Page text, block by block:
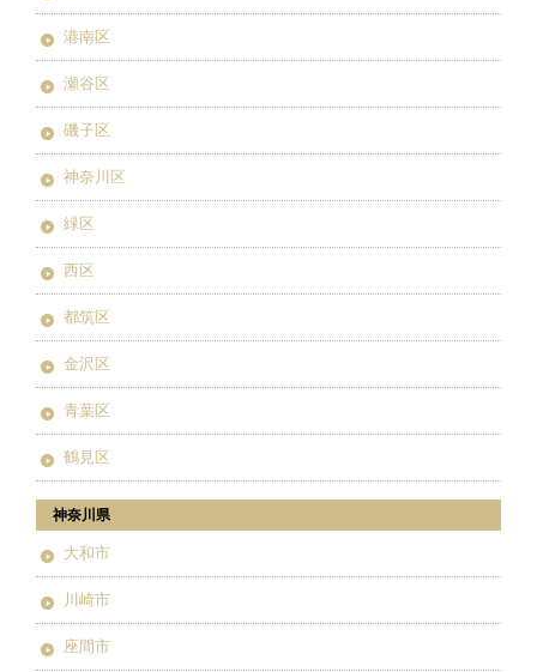
港南区
瀬谷区
磯子区
神奈川区
緑区
西区
都筑区
金沢区
青葉区
鶴見区
神奈川県
大和市
川崎市
座間市